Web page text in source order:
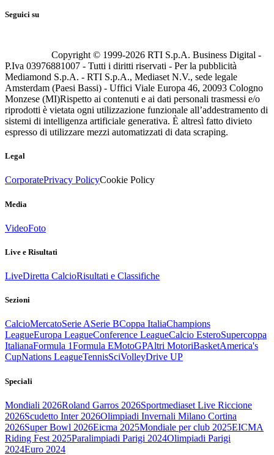
Seguici su
Copyright © 1999-2026 RTI S.p.A. Business Digital -
P.Iva 03976881007 - Tutti i diritti riservati - Per la pubblicità
Mediamond S.p.A. - RTI S.p.A., Mediaset N.V., sede legale
Amsterdam (Paesi Bassi) - Uffici Viale Europa 46, 20093 Cologno
Monzese (MI)Rispetto ai contenuti e ai dati personali trasmessi e/o
riprodotti è vietata ogni utilizzazione funzionale all’addestramento di
sistemi di intelligenza artificiale generativa. È altresì fatto divieto
espresso di utilizzare mezzi automatizzati di data scraping.
Legal
CorporatePrivacy PolicyCookie Policy
Media
VideoFoto
Live e Risultati
LiveDiretta CalcioRisultati e Classifiche
Sezioni
CalcioMercatoSerie ASerie BCoppa ItaliaChampions
LeagueEuropa LeagueConference LeagueCalcio EsteroSupercoppa
ItalianaFormula 1Formula EMotoGPAltri MotoriBasketAmerica's
CupNations LeagueTennisSciVolleyDrive UP
Speciali
Mondiali 2026Roland Garros 2026Sportmediaset Live Riccione
2026Scudetto Inter 2026Olimpiadi Invernali Milano Cortina
2026Super Bowl 2026Eicma 2025Mondiale per club 2025EICMA
Riding Fest 2025Paralimpiadi Parigi 2024Olimpiadi Parigi
2024Euro 2024